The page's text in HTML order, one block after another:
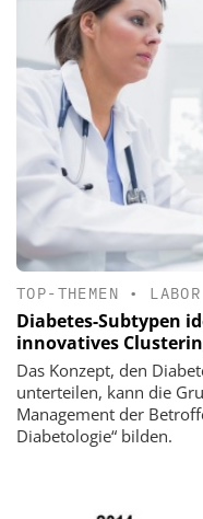
TOP-THEMEN • LABOR
Diabetes-Subtypen
innovatives
Das Konzept, den
unterteilen, kann die
Management der
Diabetologie“ bilden.